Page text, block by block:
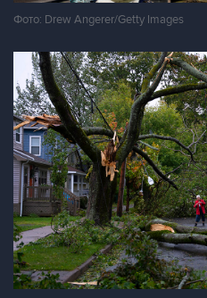
Фото: Drew Angerer/Getty Images